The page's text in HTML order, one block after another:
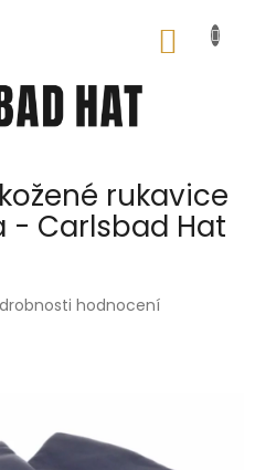
rukavice
- Carlsbad Hat
hodnocení